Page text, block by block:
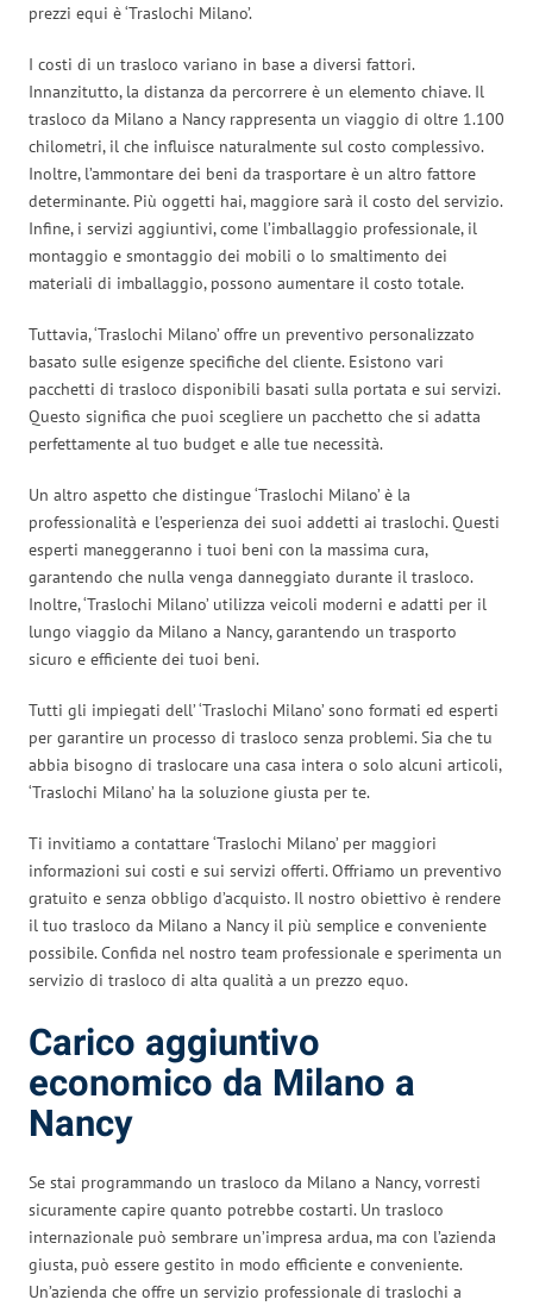
prezzi equi è ‘Traslochi Milano’.
I costi di un trasloco variano in base a diversi fattori.
Innanzitutto, la distanza da percorrere è un elemento chiave. Il
trasloco da Milano a Nancy rappresenta un viaggio di oltre 1.100
chilometri, il che influisce naturalmente sul costo complessivo.
Inoltre, l’ammontare dei beni da trasportare è un altro fattore
determinante. Più oggetti hai, maggiore sarà il costo del servizio.
Infine, i servizi aggiuntivi, come l’imballaggio professionale, il
montaggio e smontaggio dei mobili o lo smaltimento dei
materiali di imballaggio, possono aumentare il costo totale.
Tuttavia, ‘Traslochi Milano’ offre un preventivo personalizzato
basato sulle esigenze specifiche del cliente. Esistono vari
pacchetti di trasloco disponibili basati sulla portata e sui servizi.
Questo significa che puoi scegliere un pacchetto che si adatta
perfettamente al tuo budget e alle tue necessità.
Un altro aspetto che distingue ‘Traslochi Milano’ è la
professionalità e l’esperienza dei suoi addetti ai traslochi. Questi
esperti maneggeranno i tuoi beni con la massima cura,
garantendo che nulla venga danneggiato durante il trasloco.
Inoltre, ‘Traslochi Milano’ utilizza veicoli moderni e adatti per il
lungo viaggio da Milano a Nancy, garantendo un trasporto
sicuro e efficiente dei tuoi beni.
Tutti gli impiegati dell’ ‘Traslochi Milano’ sono formati ed esperti
per garantire un processo di trasloco senza problemi. Sia che tu
abbia bisogno di traslocare una casa intera o solo alcuni articoli,
‘Traslochi Milano’ ha la soluzione giusta per te.
Ti invitiamo a contattare ‘Traslochi Milano’ per maggiori
informazioni sui costi e sui servizi offerti. Offriamo un preventivo
gratuito e senza obbligo d’acquisto. Il nostro obiettivo è rendere
il tuo trasloco da Milano a Nancy il più semplice e conveniente
possibile. Confida nel nostro team professionale e sperimenta un
servizio di trasloco di alta qualità a un prezzo equo.
Carico aggiuntivo
economico da Milano a
Nancy
Se stai programmando un trasloco da Milano a Nancy, vorresti
sicuramente capire quanto potrebbe costarti. Un trasloco
internazionale può sembrare un’impresa ardua, ma con l’azienda
giusta, può essere gestito in modo efficiente e conveniente.
Un’azienda che offre un servizio professionale di traslochi a